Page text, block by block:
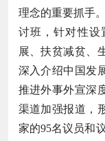
理念的重要抓手
讨班，针对性设
展、扶贫减贫、
深入介绍中国发
推进外事外宣深
渠道加强报道，
家的95名议员和